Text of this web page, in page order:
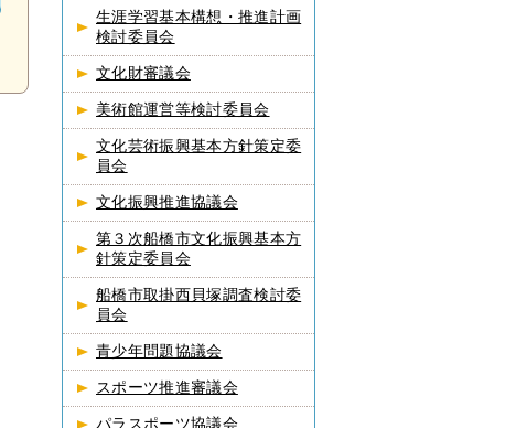
生涯学習基本構想・推進計画
検討委員会
文化財審議会
美術館運営等検討委員会
文化芸術振興基本方針策定委
員会
文化振興推進協議会
第３次船橋市文化振興基本方
針策定委員会
船橋市取掛西貝塚調査検討委
員会
青少年問題協議会
スポーツ推進審議会
パラスポーツ協議会